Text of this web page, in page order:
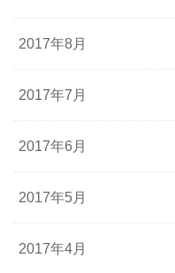
2017年8月
2017年7月
2017年6月
2017年5月
2017年4月